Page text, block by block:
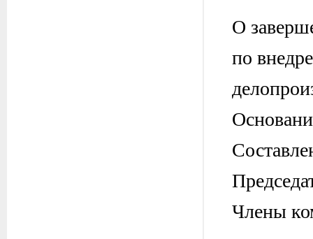
О
по
Члены